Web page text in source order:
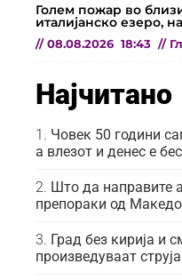
Голем пожар во
италијанско езеро,
// 08.08.2026 18:43 //
Најчитано
Човек 50 години
а влезот и денес е
Што да направите
препораки од
Град без кирија и
произведуваат